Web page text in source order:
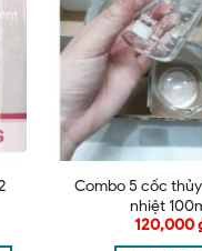
và trang web trong trình
Combo 5 cốc
nhiệt
120,000